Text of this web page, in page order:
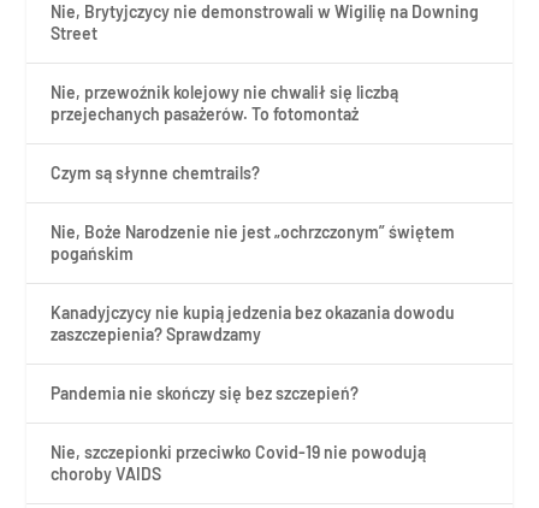
Nie, Brytyjczycy nie demonstrowali w Wigilię na Downing
Street
Nie, przewoźnik kolejowy nie chwalił się liczbą
przejechanych pasażerów. To fotomontaż
Czym są słynne chemtrails?
Nie, Boże Narodzenie nie jest „ochrzczonym” świętem
pogańskim
Kanadyjczycy nie kupią jedzenia bez okazania dowodu
zaszczepienia? Sprawdzamy
Pandemia nie skończy się bez szczepień?
Nie, szczepionki przeciwko Covid-19 nie powodują
choroby VAIDS